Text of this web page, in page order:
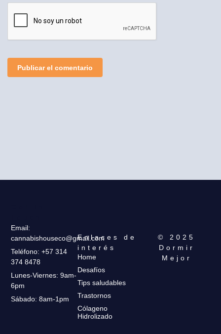
© 2025
Dormir
Mejor
Enlaces de
interés
Home
Desafíos
Tips saludables
Trastornos
Cólageno
Hidrolizado
Email:
cannabishouseco@gmail.com
Teléfono: +57 314
374 8478
Lunes-Viernes: 9am-
6pm
Sábado: 8am-1pm